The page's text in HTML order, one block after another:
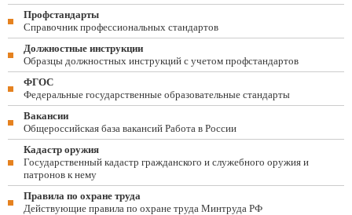
Профстандарты
Справочник профессиональных стандартов
Должностные инструкции
Образцы должностных инструкций с учетом профстандартов
ФГОС
Федеральные государственные образовательные стандарты
Вакансии
Общероссийская база вакансий Работа в России
Кадастр оружия
Государственный кадастр гражданского и служебного оружия и
патронов к нему
Правила по охране труда
Действующие правила по охране труда Минтруда РФ